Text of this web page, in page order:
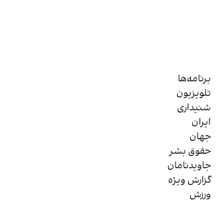
برنامه‌ها
تلویزیون
شنیداری
ایران
جهان
حقوق بشر
جاویدنامان
گزارش ویژه
ورزش